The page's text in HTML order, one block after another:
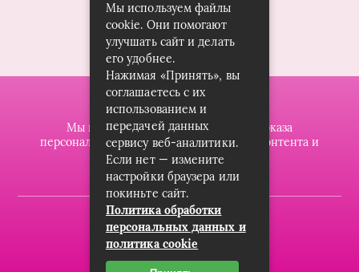
Мы используем файлы cookie для показа
персонализированной рекламы и/или контента и
анализа нашего трафика.
2019-2023 © dzintarsshop.ru
Карта сайта
Мы используем файлы
cookie. Они помогают
улучшать сайт и делать
его удобнее.
Нажимая «Принять», вы
соглашаетесь с их
использованием и
передачей данных
сервису веб-аналитики.
Если нет — измените
настройки браузера или
покиньте сайт.
Политика обработки
персональных данных и
политика cookie